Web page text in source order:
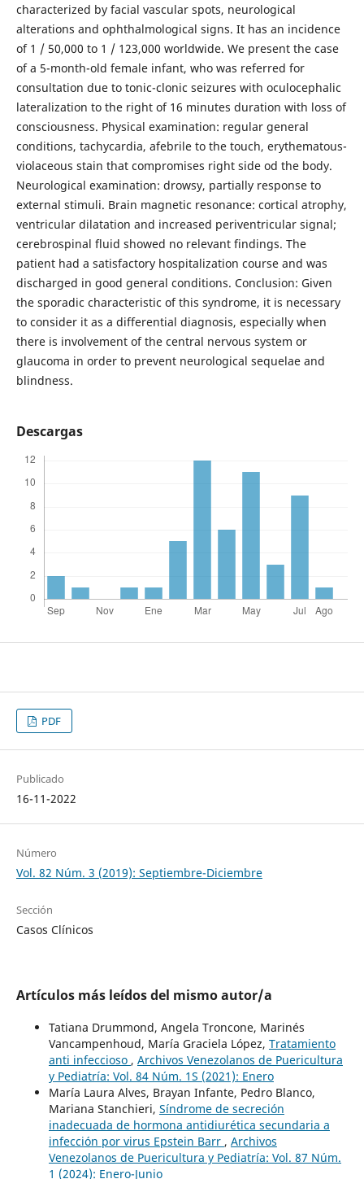
characterized by facial vascular spots, neurological
alterations and ophthalmological signs. It has an incidence
of 1 / 50,000 to 1 / 123,000 worldwide. We present the case
of a 5-month-old female infant, who was referred for
consultation due to tonic-clonic seizures with oculocephalic
lateralization to the right of 16 minutes duration with loss of
consciousness. Physical examination: regular general
conditions, tachycardia, afebrile to the touch, erythematous-
violaceous stain that compromises right side od the body.
Neurological examination: drowsy, partially response to
external stimuli. Brain magnetic resonance: cortical atrophy,
ventricular dilatation and increased periventricular signal;
cerebrospinal fluid showed no relevant findings. The
patient had a satisfactory hospitalization course and was
discharged in good general conditions. Conclusion: Given
the sporadic characteristic of this syndrome, it is necessary
to consider it as a differential diagnosis, especially when
there is involvement of the central nervous system or
glaucoma in order to prevent neurological sequelae and
blindness.
Descargas
PDF
Publicado
16-11-2022
Número
Vol. 82 Núm. 3 (2019): Septiembre-Diciembre
Sección
Casos Clínicos
Artículos más leídos del mismo autor/a
Tatiana Drummond, Angela Troncone, Marinés
Vancampenhoud, María Graciela López, Tratamiento
anti infeccioso , Archivos Venezolanos de Puericultura
y Pediatría: Vol. 84 Núm. 1S (2021): Enero
María Laura Alves, Brayan Infante, Pedro Blanco,
Mariana Stanchieri, Síndrome de secreción
inadecuada de hormona antidiurética secundaria a
infección por virus Epstein Barr , Archivos
Venezolanos de Puericultura y Pediatría: Vol. 87 Núm.
1 (2024): Enero-Junio